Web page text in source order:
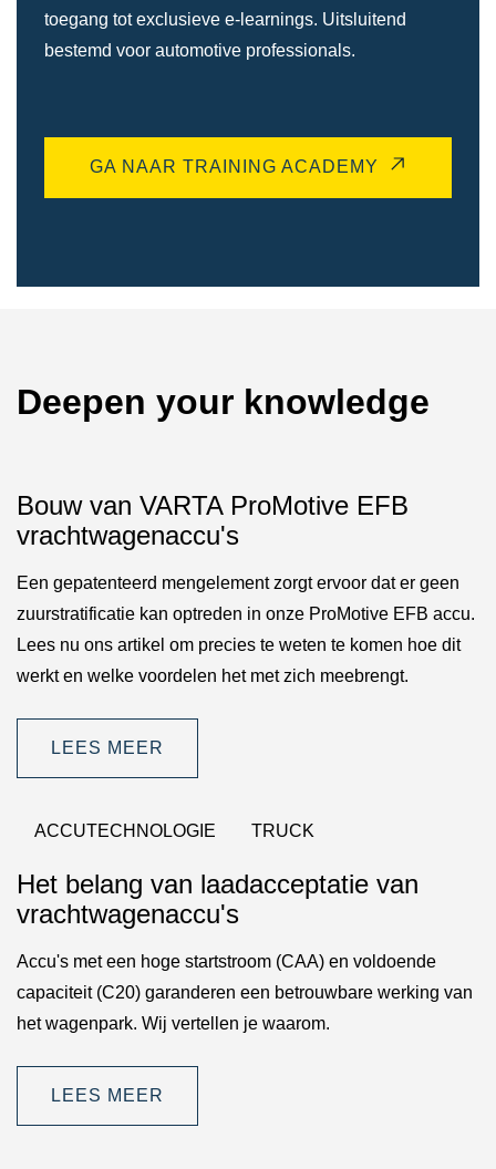
toegang tot exclusieve e-learnings. Uitsluitend
bestemd voor automotive professionals.
GA NAAR TRAINING ACADEMY
Deepen your knowledge
Bouw van VARTA ProMotive EFB
vrachtwagenaccu's
Een gepatenteerd mengelement zorgt ervoor dat er geen
zuurstratificatie kan optreden in onze ProMotive EFB accu.
Lees nu ons artikel om precies te weten te komen hoe dit
werkt en welke voordelen het met zich meebrengt.
LEES MEER
ACCUTECHNOLOGIE TRUCK
Het belang van laadacceptatie van
vrachtwagenaccu's
Accu's met een hoge startstroom (CAA) en voldoende
capaciteit (C20) garanderen een betrouwbare werking van
het wagenpark. Wij vertellen je waarom.
LEES MEER